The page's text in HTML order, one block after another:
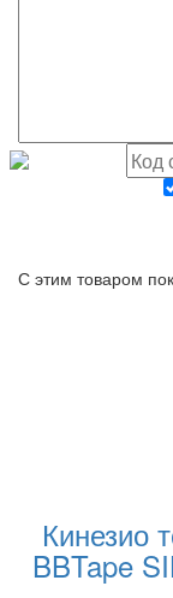
С этим товаром
Кинезио
BBTape